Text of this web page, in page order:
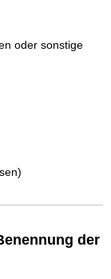
oder sonstige
der